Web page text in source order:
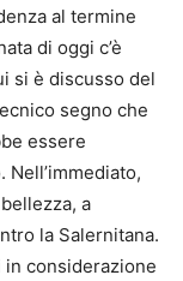
al termine
di oggi c’è
si è discusso del
segno che
essere
a
la Salernitana.
in considerazione